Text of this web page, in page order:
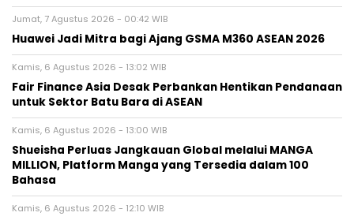
Jumat, 7 Agustus 2026 - 00:42 WIB
Huawei Jadi Mitra bagi Ajang GSMA M360 ASEAN 2026
Kamis, 6 Agustus 2026 - 13:02 WIB
Fair Finance Asia Desak Perbankan Hentikan Pendanaan
untuk Sektor Batu Bara di ASEAN
Kamis, 6 Agustus 2026 - 13:00 WIB
Shueisha Perluas Jangkauan Global melalui MANGA
MILLION, Platform Manga yang Tersedia dalam 100
Bahasa
Kamis, 6 Agustus 2026 - 12:10 WIB